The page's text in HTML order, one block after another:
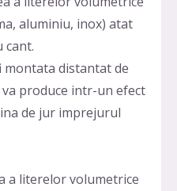
aluminiu, inox) atat
cant.
montata distantat de
produce intr-un efect
de jur imprejurul
a literelor volumetrice